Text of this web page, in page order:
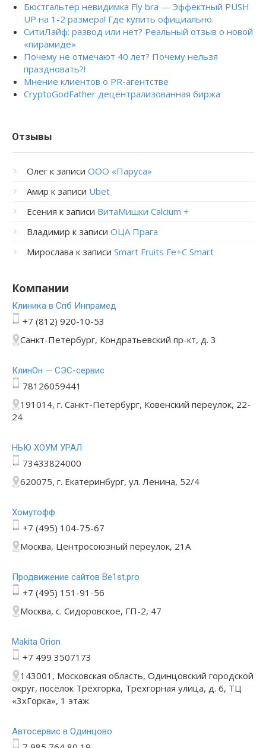
Бюстгальтер невидимка Fly bra — Эффектный PUSH
UP на 1-2 размера! Где купить официально.
СитиЛайф: развод или нет? Реальный отзыв о новой
«пирамиде»
Почему не отмечают 40 лет? Почему нельзя
праздновать?!
Мнение клиентов о PR-агентстве
CryptoGodFather децентрализованная биржа
Отзывы
Олег к записи ООО «Паруса»
Амир к записи Ubet
Есения к записи ВитаМишки Calcium +
Владимир к записи ОЦА Прага
Мирослава к записи Smart Fruits Fe+C Smart
Компании
Клиника в Спб Инпрамед
+7 (812) 920-10-53
Санкт-Петербург, Кондратьевский пр-кт, д. 3
КлинОн — СЭС-сервис
78126059441
191014, г. Санкт-Петербург, Ковенский переулок, 22-
24
НЬЮ ХОУМ УРАЛ
73433824000
620075, г. Екатеринбург, ул. Ленина, 52/4
Хомутофф
+7 (495) 104-75-67
Москва, Центросоюзный переулок, 21А
Продвижение сайтов Be1st.pro
+7 (495) 151-91-56
Москва, с. Сидоровское, ГП-2, 47
Makita Orion
+7 499 3507173
143001, Московская область, Одинцовский городской
округ, посёлок Трёхгорка, Трёхгорная улица, д. 6, ТЦ
«3хГорка», 1 этаж
Автосервис в Одинцово